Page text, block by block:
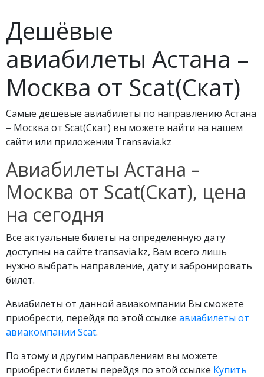
Дешёвые
авиабилеты Астана –
Москва от Scat(Скат)
Самые дешёвые авиабилеты по направлению Астана
– Москва от Scat(Скат) вы можете найти на нашем
сайти или приложении Transavia.kz
Авиабилеты Астана –
Москва от Scat(Скат), цена
на сегодня
Все актуальные билеты на определенную дату
доступны на сайте transavia.kz, Вам всего лишь
нужно выбрать направление, дату и забронировать
билет.
Авиабилеты от данной авиакомпании Вы сможете
приобрести, перейдя по этой ссылке авиабилеты от
авиакомпании Scat.
По этому и другим направлениям вы можете
приобрести билеты перейдя по этой ссылке Купить